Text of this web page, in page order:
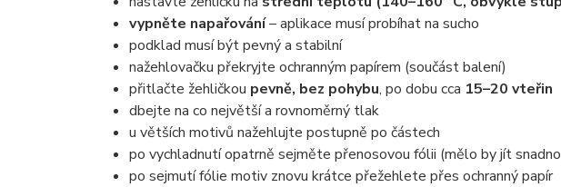
vypněte napařování– aplikace musí probíhat na sucho
podklad musí být pevný a stabilní
nažehlovačku překryjte ochranným papírem (součást balení)
přitlačte žehličkou pevně, bez pohybu, po dobu cca 15–20 vteřin
dbejte na co největší a rovnoměrný tlak
u větších motivů nažehlujte postupně po částech
po vychladnutí opatrně sejměte přenosovou fólii (mělo by jít
po sejmutí fólie motiv znovu krátce přežehlete přes ochranný papír